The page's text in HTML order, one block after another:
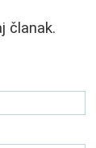
članak.